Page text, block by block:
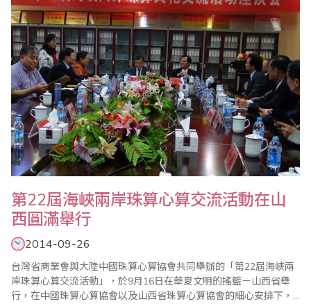
第22屆海峽兩岸珠算心算交流活動在山
西圓滿舉行
2014-09-26
台灣省商業會與大陸中國珠算心算協會共同舉辦的「第22屆海峽兩
岸珠算心算交流活動」，於9月16日在華夏文明的搖籃－山西省舉
行，在中國珠算心算協會以及山西省珠算心算協會的細心安排下，